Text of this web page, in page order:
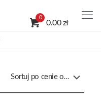
0
0.00 zł